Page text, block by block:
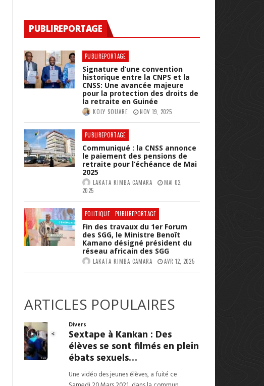
PUBLIREPORTAGE
PUBLIREPORTAGE
Signature d’une convention
historique entre la CNPS et la
CNSS: Une avancée majeure
pour la protection des droits de
la retraite en Guinée
KOLY SOUARE NOV 19, 2025
PUBLIREPORTAGE
Communiqué : la CNSS annonce
le paiement des pensions de
retraite pour l’échéance de Mai
2025
LAKATA KIMBA CAMARA
MAI 02,
2025
POLITIQUE PUBLIREPORTAGE
Fin des travaux du 1er Forum
des SGG, le Ministre Benoît
Kamano désigné président du
réseau africain des SGG
LAKATA KIMBA CAMARA AVR 12, 2025
ARTICLES POPULAIRES